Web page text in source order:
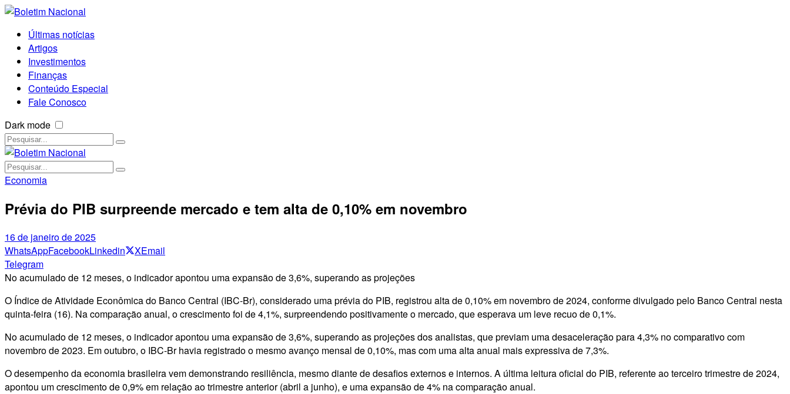
Últimas notícias
Artigos
Investimentos
Finanças
Conteúdo Especial
Fale Conosco
Dark mode
Economia
Prévia do PIB surpreende mercado e tem alta de 0,10% em novembro
16 de janeiro de 2025
WhatsAppFacebookLinkedin XEmail
Telegram
No acumulado de 12 meses, o indicador apontou uma expansão de 3,6%, superando as projeções
O Índice de Atividade Econômica do Banco Central (IBC-Br), considerado uma prévia do PIB, registrou alta de 0,10% em novembro de 2024, conforme divulgado pelo Banco Central nesta
quinta-feira (16). Na comparação anual, o crescimento foi de 4,1%, surpreendendo positivamente o mercado, que esperava um leve recuo de 0,1%.
No acumulado de 12 meses, o indicador apontou uma expansão de 3,6%, superando as projeções dos analistas, que previam uma desaceleração para 4,3% no comparativo com
novembro de 2023. Em outubro, o IBC-Br havia registrado o mesmo avanço mensal de 0,10%, mas com uma alta anual mais expressiva de 7,3%.
O desempenho da economia brasileira vem demonstrando resiliência, mesmo diante de desafios externos e internos. A última leitura oficial do PIB, referente ao terceiro trimestre de 2024,
apontou um crescimento de 0,9% em relação ao trimestre anterior (abril a junho), e uma expansão de 4% na comparação anual.